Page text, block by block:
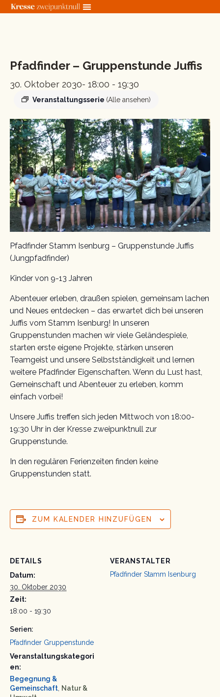
Zum
Pfadfinder – Gruppenstunde Juffis
30. Oktober 2030- 18:00 - 19:30
Veranstaltungsserie (Alle ansehen)
Pfadfinder Stamm Isenburg – Gruppenstunde Juffis
(Jungpfadfinder)
Kinder von 9-13 Jahren
Abenteuer erleben, draußen spielen, gemeinsam lachen
und Neues entdecken – das erwartet dich bei unseren
Juffis vom Stamm Isenburg! In unseren
Gruppenstunden machen wir viele Geländespiele,
starten erste eigene Projekte, stärken unseren
Teamgeist und unsere Selbstständigkeit und lernen
weitere Pfadfinder Eigenschaften. Wenn du Lust hast,
Gemeinschaft und Abenteuer zu erleben, komm
einfach vorbei!
Unsere Juffis treffen sich jeden Mittwoch von 18:00-
19:30 Uhr in der Kresse zweipunktnull zur
Gruppenstunde.
In den regulären Ferienzeiten finden keine
Gruppenstunden statt.
ZUM KALENDER HINZUFÜGEN
DETAILS
Datum:
30. Oktober 2030
Zeit:
18:00 - 19:30
Serien:
Pfadfinder Gruppenstunde
Veranstaltungskategori
en:
Begegnung &
Gemeinschaft Natur &
VERANSTALTER
Pfadfinder Stamm Isenburg